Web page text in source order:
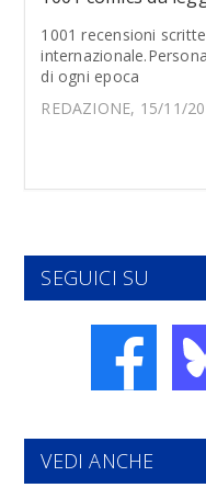
1001 recensioni
di ogni epoca
REDAZIONE, 15/11/
SEGUICI SU
VEDI ANCHE